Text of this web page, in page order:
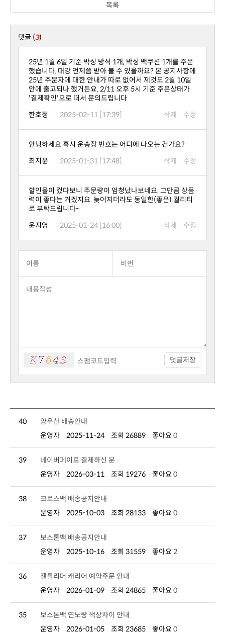
목록
댓글 (3)
'결제확인'으로 떠서 문의드립니다
한호정
2025-02-11 [17:39] 삭제 수정
안녕하세요 혹시 운송장 번호는 어디에 나오는 건가요?
최지윤
2025-01-31 [17:48] 삭제 수정
로 부탁드립니다~
윤지영
2025-01-24 [16:00] 삭제 수정
덧글저장
40
양우산 배송안내
운영자
2025-11-24 조회 26889 좋아요 0
39
네이버페이로 결제하신 분
운영자
2026-03-11 조회 19276 좋아요 0
38
크로스백 배송공지안내
운영자
2025-10-03 조회 28133 좋아요 0
37
보스톤백 배송공지안내
운영자
2025-10-16 조회 31559 좋아요 2
36
젠틀리머 캐리어 예약주문 안내
운영자
2026-01-09 조회 24865 좋아요 0
35
보스톤백 연노랑 색상차이 안내
운영자
2026-01-05 조회 23685 좋아요 0